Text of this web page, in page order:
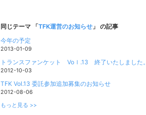
同じテーマ 「TFK運営のお知らせ 」 の記事
今年の予定
2013-01-09
トランスファンケット Voｌ.13 終了いたしました。
2012-10-03
TFK Vol.13 委託参加追加募集のお知らせ
2012-08-06
もっと見る >>